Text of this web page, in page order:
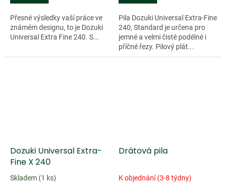
Přesné výsledky vaší práce ve
známém designu, to je Dozuki
Universal Extra Fine 240. S...
Pila Dozuki Universal Extra-Fine
240, Standard je určena pro
jemné a velmi čisté podélné i
příčné řezy. Pilový plát...
Dozuki Universal Extra-
Fine X 240
Skladem (1 ks)
Drátová pila
K objednání (3-8 týdny)